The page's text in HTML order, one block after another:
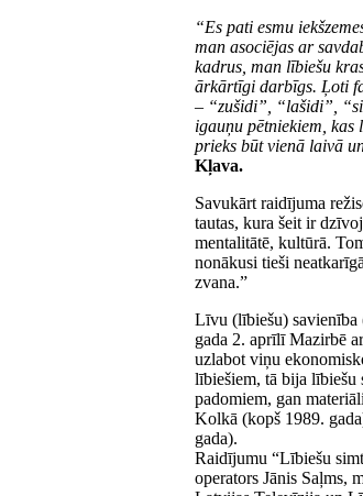
“Es pati esmu
man asociējas ar
kadrus, man lībiešu
ārkārtīgi darbīgs. Ļoti
– “zušidi”, “lašidi”,
igauņu pētniekiem,
prieks būt vienā laivā
Kļava.
Savukārt raidījuma
tautas, kura šeit ir
mentalitātē, kultūrā.
nonākusi tieši
zvana.”
Līvu (lībiešu) savienība
gada 2. aprīlī Mazirbē
uzlabot viņu
lībiešiem, tā bija lībiešu
padomiem, gan
Kolkā (kopš 1989.
gada).
Raidījumu “Lībiešu
operators Jānis Saļms,